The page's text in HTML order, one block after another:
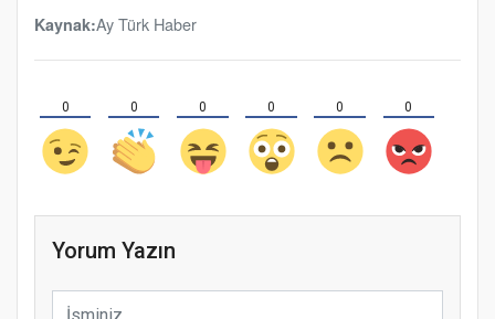
Kaynak:Ay Türk Haber
0 0 0 0 0 0
Yorum Yazın